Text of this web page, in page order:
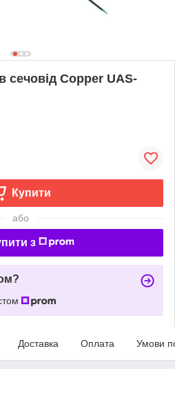
сечовід Copper UAS-
Купити
або
з
Доставка Оплата Умови